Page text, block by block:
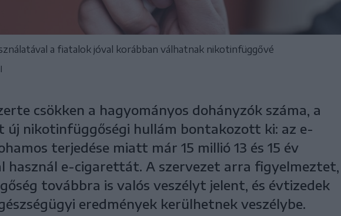
a fiatalok jóval korábban válhatnak nikotinfüggővé
csökken a hagyományos dohányzók száma, a
új nikotinfüggőségi hullám bontakozott ki: az e-
terjedése miatt már 15 millió 13 és 15 év
használ e-cigarettát. A szervezet arra figyelmeztet,
továbbra is valós veszélyt jelent, és évtizedek
eredmények kerülhetnek veszélybe.